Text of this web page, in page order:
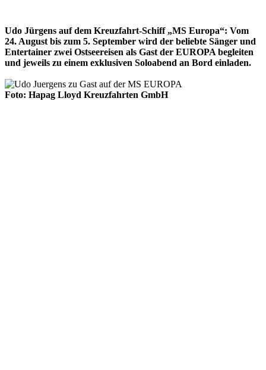
Udo Jürgens auf dem Kreuzfahrt-Schiff „MS Europa“: Vom
24. August bis zum 5. September wird der beliebte Sänger und
Entertainer zwei Ostseereisen als Gast der EUROPA begleiten
und jeweils zu einem exklusiven Soloabend an Bord einladen.
Foto: Hapag Lloyd Kreuzfahrten GmbH